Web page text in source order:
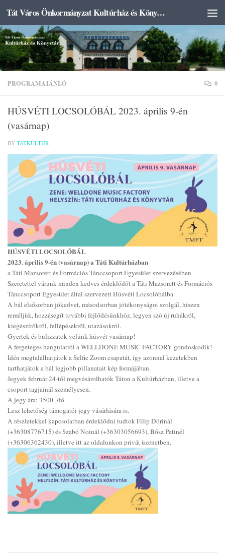
Skip to content Tát Város Önkormányzat Kultúrház és Könyvtár
PROGRAMAJÁNLÓ 0
HÚSVÉTI LOCSOLÓBÁL 2023. április 9-én
(vasárnap)
BY TATKULTUR
HÚSVÉTI LOCSOLÓBÁL
2023. április 9-én (vasárnap) a Táti Kultúrházban
a Táti Mazsorett és Formációs Tánccsoport Egyesület szervezésében
Szeretettel várunk minden kedves érdeklődőt a Táti Mazsorett és Formációs
Tánccsoport Egyesület által szervezett Húsvéti Locsolóbálba.
A bál elsősorban jókedvet, másodsorban jótékonyságot szolgál, hiszen
reméljük, hozzásegít további fejlődésünkhöz, legyen szó új ruhákról,
kiegészítőkről, fellépésekről, utazásokról.
Gyertek és bulizzatok velünk húsvét vasárnap!
A fergeteges hangulatról a WELLDONE MUSIC FACTORY gondoskodik!
Idén megtalálhatjátok a Selfie Zoom csapatát, így azonnal kezetekben
tarthatjátok a bál legjobb pillanatait kép formájában.
Jegyek február 24-től megvásárolhatók Táton a Kultúrházban, illetve a
csoport tagjainál személyesen.
A jegy ára: 3500.-/fő
Lesz lehetőség támogatói jegy vásárlására is.
A részletekkel kapcsolatban érdeklődni tudtok Filip Dórinál
(+36308776715) és Szabó Noinál (+36303056693), Bősz Petinél
(+36306362430), illetve itt az oldalunkon privát üzenetben.